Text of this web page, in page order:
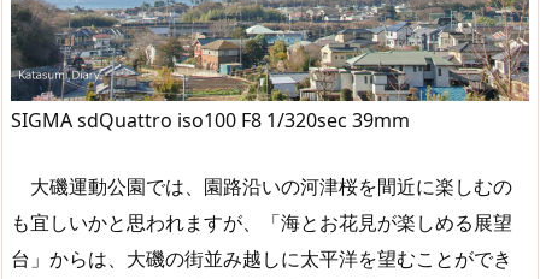
SIGMA sdQuattro iso100 F8 1/320sec 39mm
大磯運動公園では、園路沿いの河津桜を間近に楽しむの
も宜しいかと思われますが、「海とお花見が楽しめる展望
台」からは、大磯の街並み越しに太平洋を望むことができ